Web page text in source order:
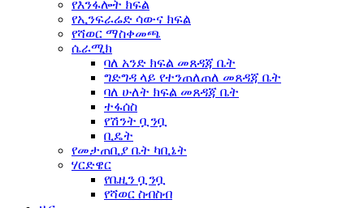
የእንፋሎት ክፍል
የኢንፍራሬድ ሳውና ክፍል
የሻወር ማስቀመጫ
ሴራሚክ
ባለ አንድ ክፍል መጸዳጃ ቤት
ግድግዳ ላይ የተንጠለጠለ መጸዳጃ ቤት
ባለ ሁለት ክፍል መጸዳጃ ቤት
ተፋሰስ
የሽንት ቧንቧ
ቢዴት
የመታጠቢያ ቤት ካቢኔት
ሃርድዌር
የቤዚን ቧንቧ
የሻወር ስብስብ